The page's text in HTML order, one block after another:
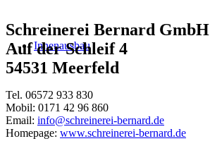
Innenausbau
Schreinerei Bernard GmbH
Auf der Schleif 4
54531 Meerfeld
Tel. 06572 933 830
Mobil: 0171 42 96 860
Email: info@schreinerei-bernard.de
Homepage: www.schreinerei-bernard.de